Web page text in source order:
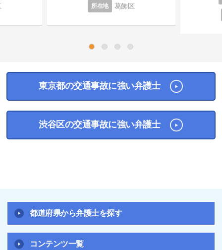
所在地 葛飾区
東京都の交通事故に強い弁護士
渋谷区の交通事故に強い弁護士
都道府県から弁護士を探す
コンテンツ一覧